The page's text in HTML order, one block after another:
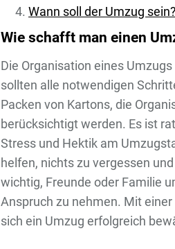
Wann soll der Umzug sein?
Wie schafft man einen
Die Organisation eines
sollten alle notwendigen
Packen von Kartons, die
berücksichtigt werden. Es ist
Stress und Hektik am
helfen, nichts zu vergessen
wichtig, Freunde oder Familie
Anspruch zu nehmen. Mit
sich ein Umzug erfolgreich